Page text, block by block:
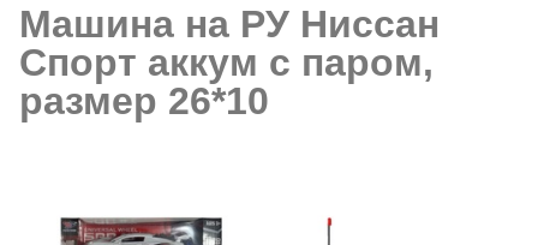
Машина на РУ Ниссан
Спорт аккум с паром,
размер 26*10